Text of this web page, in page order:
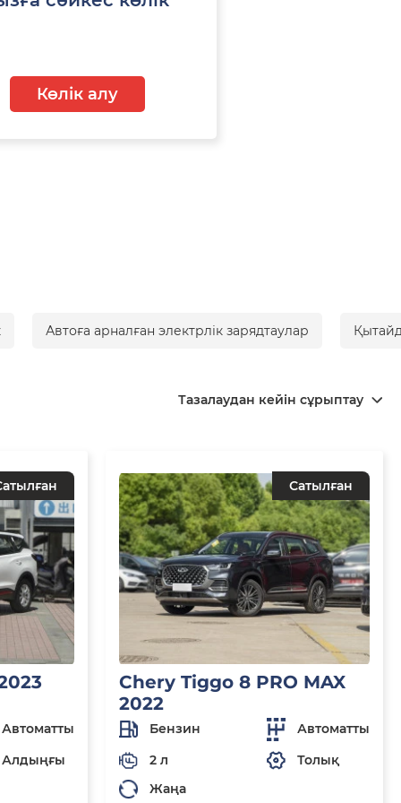
Көлік алу
Автоға арналған электрлік зарядтаулар
Тазалаудан кейін сұрыптау
Автоматты
Алдыңғы
Сатылған
Chery Tiggo 8 PRO MAX
2022
Бензин
Автоматты
2 л
Толық
Жаңа